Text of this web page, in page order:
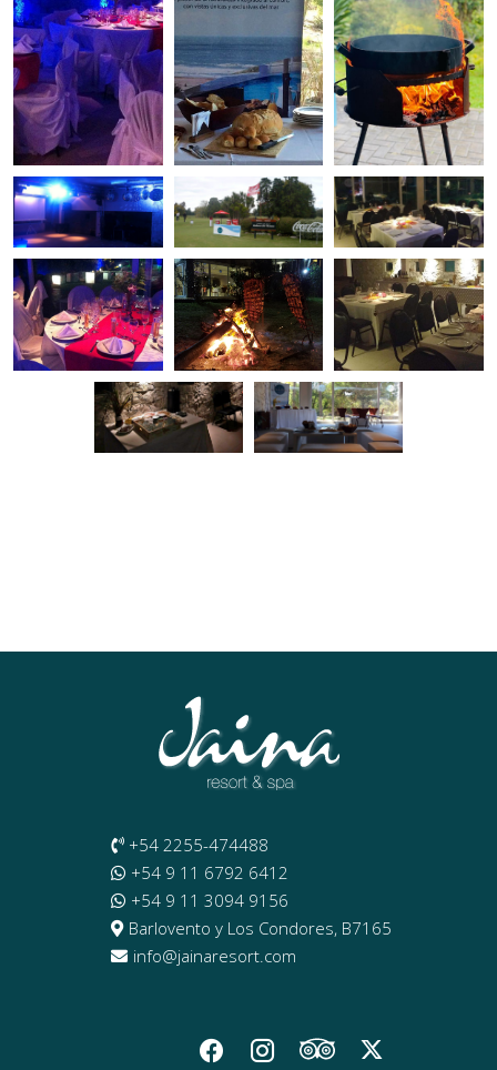
+54 2255-474488
+54 9 11 6792 6412
+54 9 11 3094 9156
Barlovento y Los Condores, B7165
info@jainaresort.com